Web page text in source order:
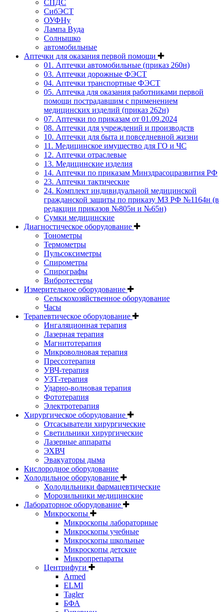
СПДС
СибЭСТ
ОУФНу
Лампа Вуда
Солнышко
автомобильные
Аптечки для оказания первой помощи
01. Аптечки автомобильные (приказ 260н)
03. Аптечки дорожные ФЭСТ
04. Аптечки транспортные ФЭСТ
05. Аптечка для оказания работниками первой
помощи пострадавшим с применением
медицинских изделий (приказ 262н)
07. Аптечки по приказам от 01.09.2024
08. Аптечки для учреждений и производств
10. Аптечки для быта и повседневной жизни
11. Медицинское имущество для ГО и ЧС
12. Аптечки отраслевые
13. Медицинские изделия
14. Аптечки по приказам Минздрасоцразвития РФ
23. Аптечки тактические
24. Комплект индивидуальной медицинской
гражданской защиты по приказу МЗ РФ №1164н (в
редакции приказов №805н и №65н)
Сумки медицинские
Диагностическое оборудование
Тонометры
Термометры
Пульсоксиметры
Спирометры
Спирографы
Вибротестеры
Измерительное оборудование
Сельскохозяйственное оборудование
Часы
Терапевтическое оборудование
Ингаляционная терапия
Лазерная терапия
Магнитотерапия
Микроволновая терапия
Прессотерапия
УВЧ-терапия
УЗТ-терапия
Ударно-волновая терапия
Фототерапия
Электротерапия
Хирургическое оборудование
Отсасыватели хирургические
Светильники хирургические
Лазерные аппараты
ЭХВЧ
Эвакуаторы дыма
Кислородное оборудование
Холодильное оборудование
Холодильники фармацевтические
Морозильники медицинские
Лабораторное оборудование
Микроскопы
Микроскопы лабораторные
Микроскопы учебные
Микроскопы школьные
Микроскопы детские
Микропрепараты
Центрифуги
Armed
ELMI
Tagler
БФА